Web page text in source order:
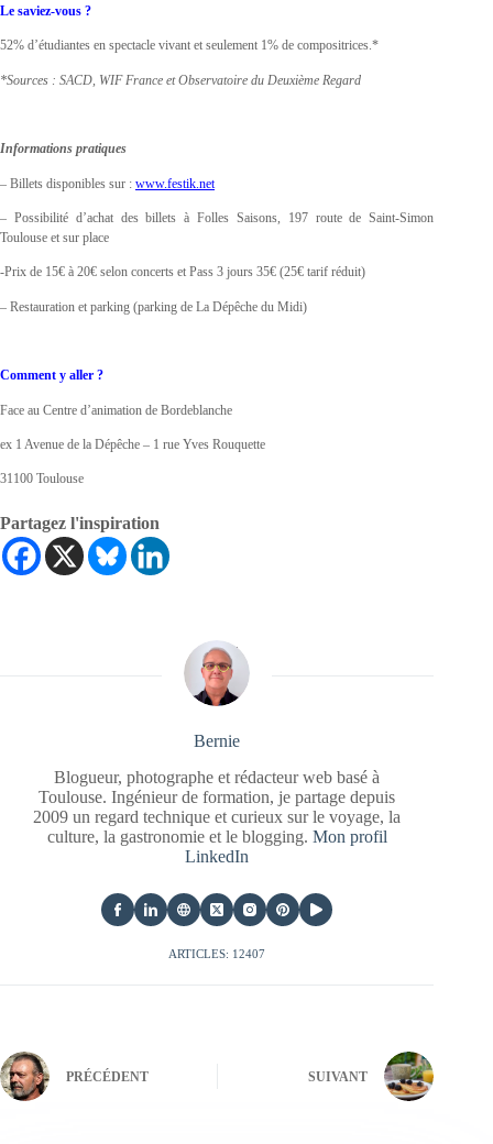
Le saviez-vous ?
52% d’étudiantes en spectacle vivant et seulement 1% de compositrices.*
*Sources : SACD, WIF France et Observatoire du Deuxième Regard
Informations pratiques
– Billets disponibles sur : www.festik.net
– Possibilité d’achat des billets à Folles Saisons, 197 route de Saint-Simon
Toulouse et sur place
-Prix de 15€ à 20€ selon concerts et Pass 3 jours 35€ (25€ tarif réduit)
– Restauration et parking (parking de La Dépêche du Midi)
Comment y aller ?
Face au Centre d’animation de Bordeblanche
ex 1 Avenue de la Dépêche – 1 rue Yves Rouquette
31100 Toulouse
Partagez l'inspiration
Bernie
Blogueur, photographe et rédacteur web basé à
Toulouse. Ingénieur de formation, je partage depuis
2009 un regard technique et curieux sur le voyage, la
culture, la gastronomie et le blogging. Mon profil
LinkedIn
ARTICLES: 12407
PRÉCÉDENT SUIVANT